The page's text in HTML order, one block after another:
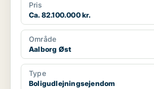
Pris
Ca. 82.100.000 kr.
Område
Aalborg Øst
Type
Boligudlejningsejendom